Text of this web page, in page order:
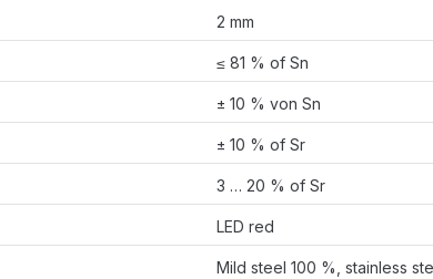
2 mm
≤ 81 % of Sn
± 10 % von Sn
± 10 % of Sr
3 … 20 % of Sr
LED red
Mild steel 100 %, stainless